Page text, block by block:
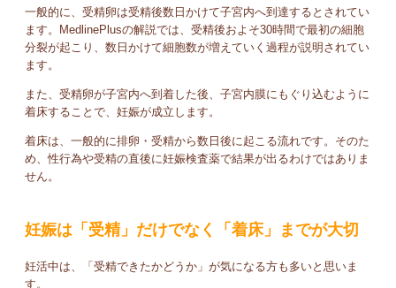
一般的に、受精卵は受精後数日かけて子宮内へ到達するとされてい
ます。MedlinePlusの解説では、受精後およそ30時間で最初の細胞
分裂が起こり、数日かけて細胞数が増えていく過程が説明されてい
ます。
また、受精卵が子宮内へ到着した後、子宮内膜にもぐり込むように
着床することで、妊娠が成立します。
着床は、一般的に排卵・受精から数日後に起こる流れです。そのた
め、性行為や受精の直後に妊娠検査薬で結果が出るわけではありま
せん。
妊娠は「受精」だけでなく「着床」までが大切
妊活中は、「受精できたかどうか」が気になる方も多いと思いま
す。